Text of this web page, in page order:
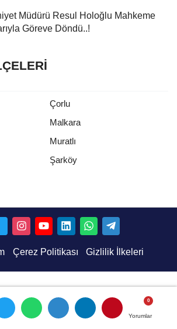
Yorumlar
Yorumlar
Müdürü Resul Holoğlu Mahkeme
Göreve Döndü..!
Çorlu
Malkara
Muratlı
Şarköy
Çerez Politikası Gizlilik İlkeleri